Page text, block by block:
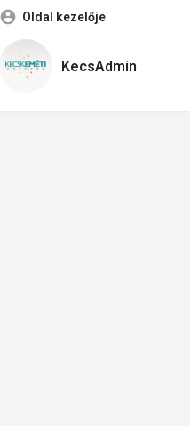
Oldal kezelője
KecsAdmin